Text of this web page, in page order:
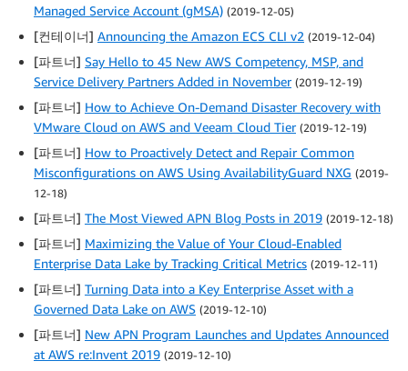
Managed Service Account (gMSA) (2019-12-05)
[컨테이너] Announcing the Amazon ECS CLI v2 (2019-12-04)
[파트너] Say Hello to 45 New AWS Competency, MSP, and
Service Delivery Partners Added in November (2019-12-19)
[파트너] How to Achieve On-Demand Disaster Recovery with
VMware Cloud on AWS and Veeam Cloud Tier (2019-12-19)
[파트너] How to Proactively Detect and Repair Common
Misconfigurations on AWS Using AvailabilityGuard NXG (2019-
12-18)
[파트너] The Most Viewed APN Blog Posts in 2019 (2019-12-18)
[파트너] Maximizing the Value of Your Cloud-Enabled
Enterprise Data Lake by Tracking Critical Metrics (2019-12-11)
[파트너] Turning Data into a Key Enterprise Asset with a
Governed Data Lake on AWS (2019-12-10)
[파트너] New APN Program Launches and Updates Announced
at AWS re:Invent 2019 (2019-12-10)